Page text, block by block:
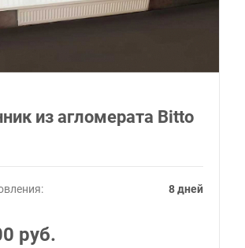
из агломерата Bitto
8 дней
руб.